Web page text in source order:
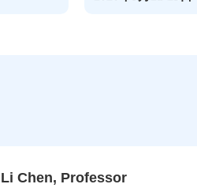
Chen, Professor